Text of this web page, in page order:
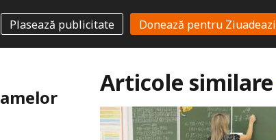
Plasează publicitate Donează pentru Ziuadeazi
Articole similare